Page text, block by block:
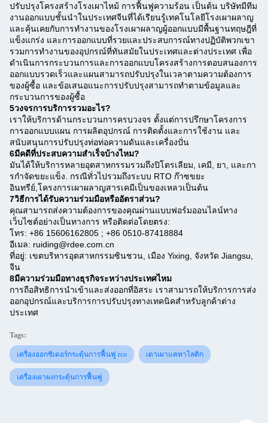
ปรับปรุงโครงสร้างโรงเผาไหม้ การฟื้นฟูความร้อน เป็นต้น บริษัทมีทีม
งานออกแบบชั้นนําในประเทศจีนที่ได้เรียนรู้เทคโนโลยีโรงเผาผลาญ
และคุ้นเคยกับการทํางานของโรงเผาผลาญผู้ออกแบบมีพื้นฐานทฤษฎีที่
แข็งแกร่ง และการออกแบบที่รวยและประสบการณ์ทางปฏิบัติพวกเขา
รวมการทํางานของอุปกรณ์ที่ทันสมัยในประเทศและต่างประเทศ เพื่อ
ดําเนินการกระบวนการและการออกแบบโครงสร้างการตอบสนองการ
ออกแบบรวดเร็วและแผนสามารถปรับปรุงในเวลาตามความต้องการ
ของผู้ซื้อ และข้อเสนอแนะการปรับปรุงสามารถทําตามข้อมูลและ
กระบวนการของผู้ซื้อ
5วงจรการบริการรวมอะไร?
เราให้บริการด้านกระบวนการครบวงจร ตั้งแต่การปรึกษาโครงการ
การออกแบบแผน การผลิตอุปกรณ์ การติดตั้งและการใช้งาน และ
สนับสนุนการปรับปรุงท่อท่อความดันและเครื่องปั่น
6มีคดีที่ประสบความสําเร็จบ้างไหม?
มันได้ให้บริการหลายอุตสาหกรรมรวมถึงปิโตรเลียม, เคมี, ยา, และกา
รกําจัดขยะแข็ง. กรณีทั่วไปรวมถึงระบบ RTO ก๊าซขยะ
อินทรีย์,โครงการเผาผลาญสารเคมีเป็นของเหลวเป็นต้น
7วิธีการได้รับความร่วมมือหรืออัตราส่วน?
คุณสามารถส่งความต้องการของคุณผ่านแบบฟอร์มออนไลน์ทาง
เว็บไซต์อย่างเป็นทางการ หรือติดต่อโดยตรง:
โทร: +86 15606162805 ; +86 0510-87418884
อีเมล: ruiding@rdee.com.cn
ที่อยู่: เขตบริหารอุตสาหกรรมซินชวน, เมือง Yixing, จังหวัด Jiangsu,
จีน
8มีความร่วมมือทางธุรกิจระหว่างประเทศไหม
การถือสิทธิการนําเข้าและส่งออกที่อิสระ เราสามารถให้บริการการส่ง
ออกอุปกรณ์และบริการการปรับปรุงทางเทคนิคสําหรับลูกค้าต่าง
ประเทศ
Tags:
เครื่องออกซิเดอร์กระตุ้นการฟื้นฟู rco เตาเผาแคทาไลติก
เครื่องเผาผงกระตุ้นการฟื้นฟู